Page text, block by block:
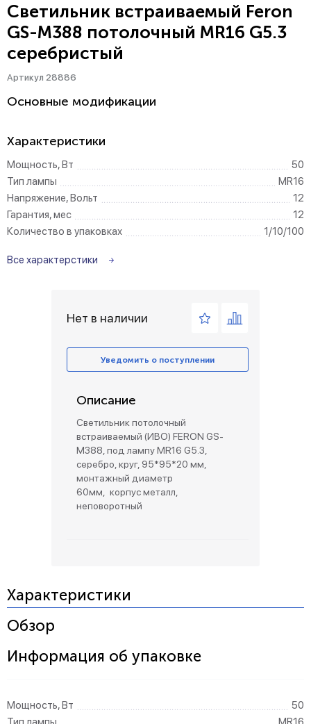
Светильник встраиваемый Feron
GS-M388 потолочный MR16 G5.3
серебристый
Артикул 28886
Основные модификации
Характеристики
Мощность, Вт
50
Тип лампы
MR16
Напряжение, Вольт
12
Гарантия, мес
12
Количество в упаковках
1/10/100
Все характерстики
Нет в наличии
Уведомить о поступлении
Описание
Светильник потолочный
встраиваемый (ИВО) FERON GS-
M388, под лампу MR16 G5.3,
серебро, круг, 95*95*20 мм,
монтажный диаметр
60мм, корпус металл,
неповоротный
Характеристики
Обзор
Информация об упаковке
Мощность, Вт
50